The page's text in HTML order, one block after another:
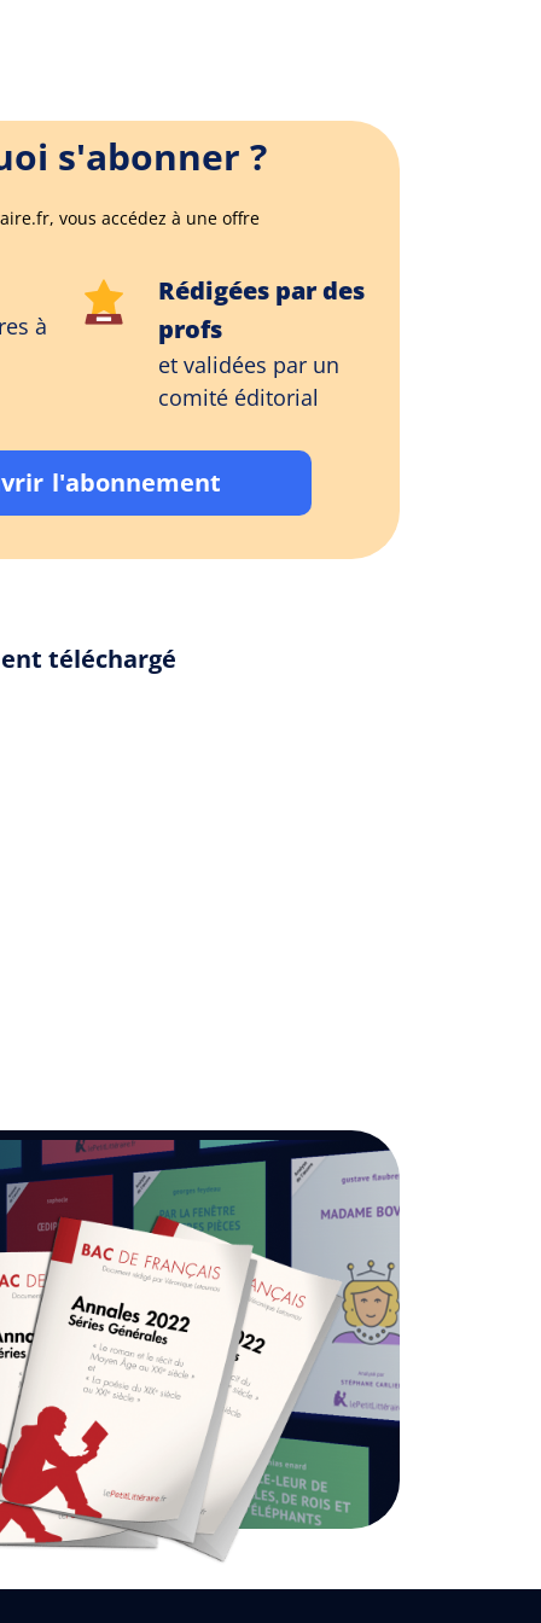
s'abonner ?
vous accédez à une offre
à
Rédigées par des
profs
et validées par un
comité éditorial
l'abonnement
téléchargé